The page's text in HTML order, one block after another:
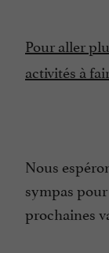
Pour aller
activités à
Nous
sympas
prochaines